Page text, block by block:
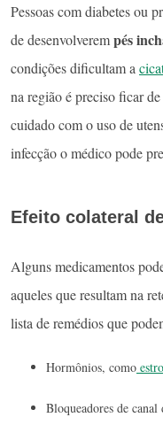
Pessoas com diabetes ou
de desenvolverempés
condições dificultam a
na região é preciso ficar
cuidado com o uso de
infecção o médico pode
Efeito colateral
Alguns medicamentos
aqueles que resultam na
lista de remédios que
Hormônios, como
Bloqueadores de